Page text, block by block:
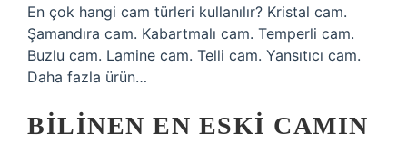
En çok hangi cam türleri kullanılır? Kristal cam.
Şamandıra cam. Kabartmalı cam. Temperli cam.
Buzlu cam. Lamine cam. Telli cam. Yansıtıcı cam.
Daha fazla ürün…
BILINEN EN ESKI CAMIN